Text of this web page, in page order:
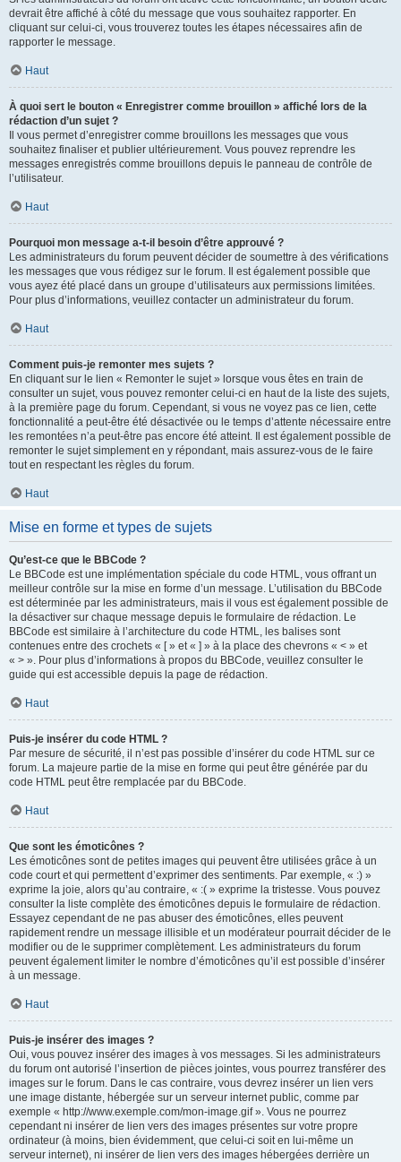
devrait être affiché à côté du message que vous souhaitez rapporter. En
cliquant sur celui-ci, vous trouverez toutes les étapes nécessaires afin de
rapporter le message.
Haut
À quoi sert le bouton « Enregistrer comme brouillon » affiché lors de la
rédaction d’un sujet ?
Il vous permet d’enregistrer comme brouillons les messages que vous
souhaitez finaliser et publier ultérieurement. Vous pouvez reprendre les
messages enregistrés comme brouillons depuis le panneau de contrôle de
l’utilisateur.
Haut
Pourquoi mon message a-t-il besoin d’être approuvé ?
Les administrateurs du forum peuvent décider de soumettre à des vérifications
les messages que vous rédigez sur le forum. Il est également possible que
vous ayez été placé dans un groupe d’utilisateurs aux permissions limitées.
Pour plus d’informations, veuillez contacter un administrateur du forum.
Haut
Comment puis-je remonter mes sujets ?
En cliquant sur le lien « Remonter le sujet » lorsque vous êtes en train de
consulter un sujet, vous pouvez remonter celui-ci en haut de la liste des sujets,
à la première page du forum. Cependant, si vous ne voyez pas ce lien, cette
fonctionnalité a peut-être été désactivée ou le temps d’attente nécessaire entre
les remontées n’a peut-être pas encore été atteint. Il est également possible de
remonter le sujet simplement en y répondant, mais assurez-vous de le faire
tout en respectant les règles du forum.
Haut
Mise en forme et types de sujets
Qu’est-ce que le BBCode ?
Le BBCode est une implémentation spéciale du code HTML, vous offrant un
meilleur contrôle sur la mise en forme d’un message. L’utilisation du BBCode
est déterminée par les administrateurs, mais il vous est également possible de
la désactiver sur chaque message depuis le formulaire de rédaction. Le
BBCode est similaire à l’architecture du code HTML, les balises sont
contenues entre des crochets « [ » et « ] » à la place des chevrons « < » et
« > ». Pour plus d’informations à propos du BBCode, veuillez consulter le
guide qui est accessible depuis la page de rédaction.
Haut
Puis-je insérer du code HTML ?
Par mesure de sécurité, il n’est pas possible d’insérer du code HTML sur ce
forum. La majeure partie de la mise en forme qui peut être générée par du
code HTML peut être remplacée par du BBCode.
Haut
Que sont les émoticônes ?
Les émoticônes sont de petites images qui peuvent être utilisées grâce à un
code court et qui permettent d’exprimer des sentiments. Par exemple, « :) »
exprime la joie, alors qu’au contraire, « :( » exprime la tristesse. Vous pouvez
consulter la liste complète des émoticônes depuis le formulaire de rédaction.
Essayez cependant de ne pas abuser des émoticônes, elles peuvent
rapidement rendre un message illisible et un modérateur pourrait décider de le
modifier ou de le supprimer complètement. Les administrateurs du forum
peuvent également limiter le nombre d’émoticônes qu’il est possible d’insérer
à un message.
Haut
Puis-je insérer des images ?
Oui, vous pouvez insérer des images à vos messages. Si les administrateurs
du forum ont autorisé l’insertion de pièces jointes, vous pourrez transférer des
images sur le forum. Dans le cas contraire, vous devrez insérer un lien vers
une image distante, hébergée sur un serveur internet public, comme par
exemple « http://www.exemple.com/mon-image.gif ». Vous ne pourrez
cependant ni insérer de lien vers des images présentes sur votre propre
ordinateur (à moins, bien évidemment, que celui-ci soit en lui-même un
serveur internet), ni insérer de lien vers des images hébergées derrière un